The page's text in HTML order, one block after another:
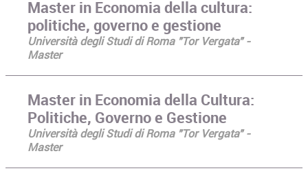
Master in Economia della cultura:
politiche, governo e gestione
Università degli Studi di Roma "Tor Vergata" -
Master
Master in Economia della Cultura:
Politiche, Governo e Gestione
Università degli Studi di Roma "Tor Vergata" -
Master